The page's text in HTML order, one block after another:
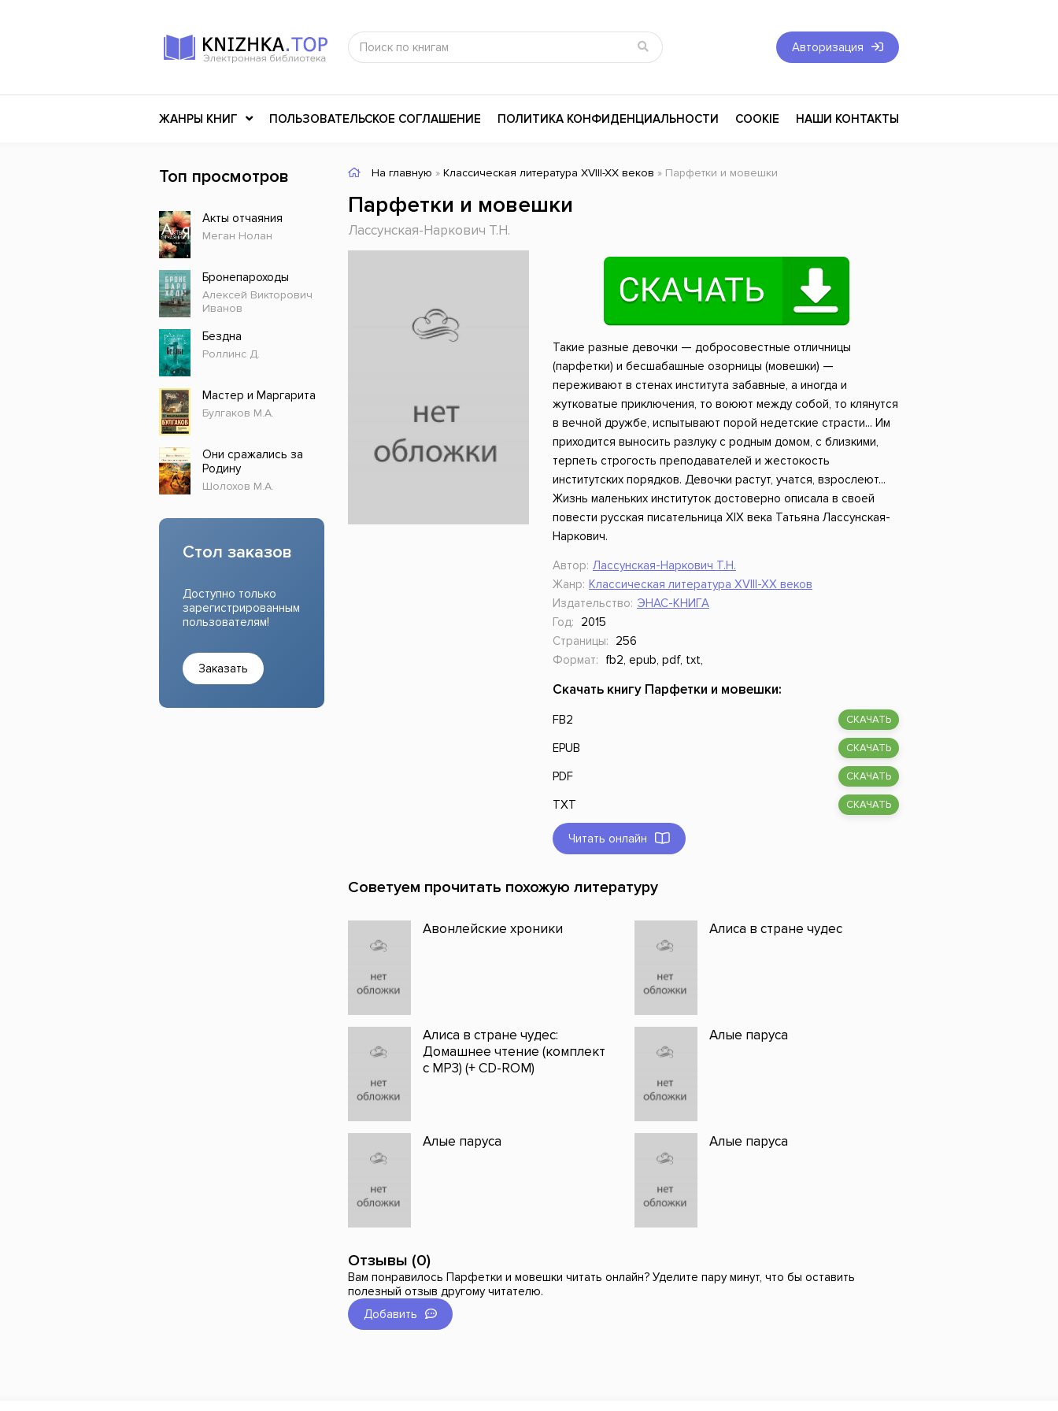
Авторизация
ЖАНРЫ КНИГ
Российское искусство
Детективы
Детские книги
История
Разное
Прочие издания
Медицина и здоровье
Научная литература
Научные издания
Современная проза
История России
Юмор и сатира
Эзотерика
Экономика
Российский боевик
ПОЛЬЗОВАТЕЛЬСКОЕ СОГЛАШЕНИЕ ПОЛИТИКА КОНФИДЕНЦИАЛЬНОСТИ COOKIE НАШИ КОНТАКТЫ
На главную » Классическая литература XVIII-XX веков » Парфетки и мовешки
Парфетки и мовешки
Лассунская-Наркович Т.Н.
Такие разные девочки — добросовестные отличницы
(парфетки) и бесшабашные озорницы (мовешки) —
переживают в стенах института забавные, а иногда и
жутковатые приключения, то воюют между собой, то клянутся
в вечной дружбе, испытывают порой недетские страсти... Им
приходится выносить разлуку с родным домом, с близкими,
терпеть строгость преподавателей и жестокость
институтских порядков. Девочки растут, учатся, взрослеют...
Жизнь маленьких институток достоверно описала в своей
повести русская писательница XIX века Татьяна Лассунская-
Наркович.
Автор: Лассунская-Наркович Т.Н.
Жанр: Классическая литература XVIII-XX веков
Издательство: ЭНАС-КНИГА
Год:
2015
Страницы:
256
Формат:
fb2, epub, pdf, txt,
Скачать книгу Парфетки и мовешки:
FB2 СКАЧАТЬ
EPUB СКАЧАТЬ
PDF СКАЧАТЬ
TXT СКАЧАТЬ
Читать онлайн
Советуем прочитать похожую литературу
Авонлейские хроники Алиса в стране чудес
Алиса в стране чудес:
Домашнее чтение (комплект
с MP3) (+ CD-ROM)
Алые паруса
Алые паруса Алые паруса
Отзывы (0)
Вам понравилось Парфетки и мовешки читать онлайн? Уделите пару минут, что бы оставить
полезный отзыв другому читателю.
Добавить
Топ просмотров
Акты отчаяния
Меган Нолан
Бронепароходы
Алексей Викторович
Иванов
Бездна
Роллинс Д.
Мастер и Маргарита
Булгаков М.А.
Они сражались за
Родину
Шолохов М.А.
Стол заказов
Доступно только
зарегистрированным
пользователям!
Заказать